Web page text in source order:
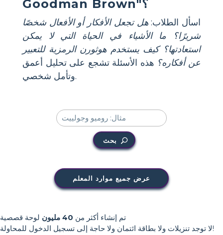
Goodman Brown"؟
اسأل الطلاب:هل تجعل الأفكار أو الأفعال شخصًا
شريرًا؟
ما الأشياء في الحياة التي لا يمكن
استعادتها؟ كيف يستخدم هوثورن الرمزية للتعبير
عن أفكاره؟ هذه الأسئلة تشجع على تحليل أعمق
وتأمل شخصي.
بحث
عرض جميع موارد المعلم
تم إنشاء أكثر من 40 مليون
لوحة قصصية
لا توجد تنزيلات ولا بطاقة ائتمان ولا حاجة إلى تسجيل الدخول للمحاولة!